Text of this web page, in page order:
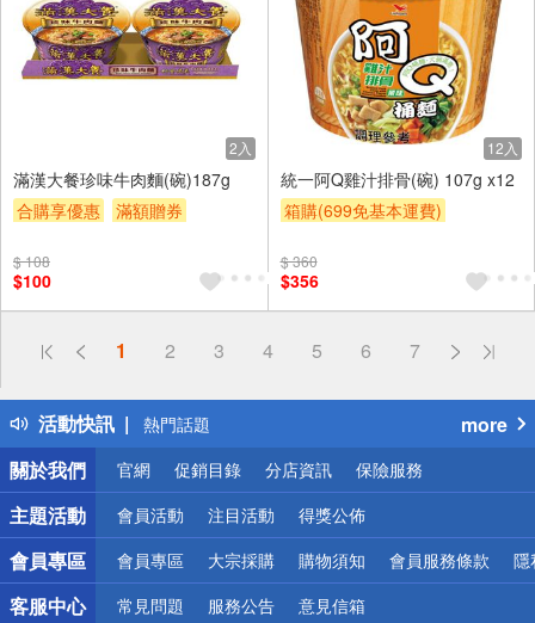
2入
滿漢大餐珍味牛肉麵(碗)187g
合購享優惠
滿額贈券
$ 108
$100
12入
統一阿Q雞汁排骨(碗) 107g x12
箱購(699免基本運費)
贈$200
$ 360
$356
1 2 3 4 5 6 7
活動快訊
偏遠地區配送
得獎公告
熱門話題
銀行優惠
偏遠地區配送
詐騙網頁！請小心！
more
關於我們
官網 促銷目錄 分店資訊 保險服務
主題活動 會員活動 注目活動 得獎公佈
會員專區 會員專區 大宗採購 購物須知 會員服務條款 隱
客服中心 常見問題 服務公告 意見信箱